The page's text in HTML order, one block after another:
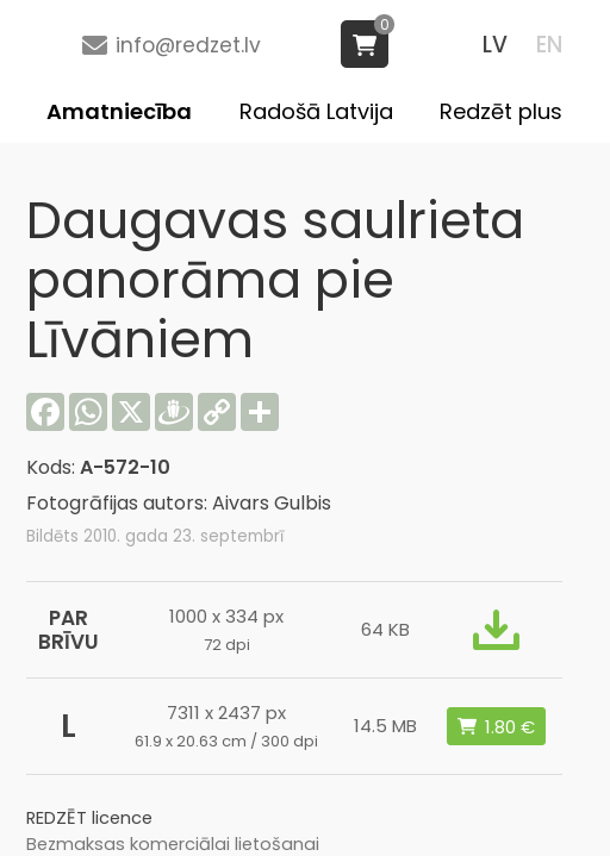
LV EN
info@redzet.lv
0
Redzēt plus
Radošā Latvija
Amatniecība
Daugavas saulrieta
panorāma pie
Līvāniem
Facebook
WhatsApp
X Draugiem
Copy
Link
Share
Kods: A-572-10
Fotogrāfijas autors: Aivars Gulbis
Bildēts 2010. gada 23. septembrī
PAR
BRĪVU
1000 x 334 px
72 dpi
64 KB
L 7311 x 2437 px
61.9 x 20.63 cm / 300 dpi
14.5 MB
REDZĒT licence
Bezmaksas komerciālai lietošanai